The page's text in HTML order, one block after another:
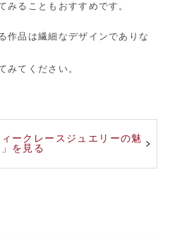
みることもおすすめです。
作品は繊細なデザインでありな
みてください。
ークレースジュエリーの魅
を見る